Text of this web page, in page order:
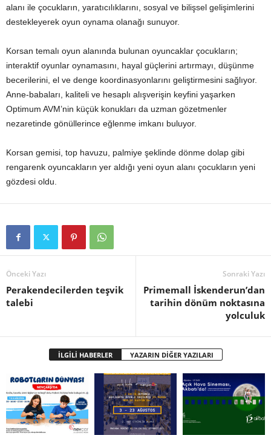
alanı ile çocukların, yaratıcılıklarını, sosyal ve bilişsel gelişimlerini
destekleyerek oyun oynama olanağı sunuyor.
Korsan temalı oyun alanında bulunan oyuncaklar çocukların;
interaktif oyunlar oynamasını, hayal güçlerini artırmayı, düşünme
becerilerini, el ve denge koordinasyonlarını geliştirmesini sağlıyor.
Anne-babaları, kaliteli ve hesaplı alışverişin keyfini yaşarken
Optimum AVM’nin küçük konukları da uzman gözetmenler
nezaretinde gönüllerince eğlenme imkanı buluyor.
Korsan gemisi, top havuzu, palmiye şeklinde dönme dolap gibi
rengarenk oyuncakların yer aldığı yeni oyun alanı çocukların yeni
gözdesi oldu.
Önceki Yazı
Perakendecilerden teşvik
talebi
Sonraki Yazı
Primemall İskenderun’dan
tarihin dönüm noktasına
yolculuk
İLGİLİ HABERLER YAZARIN DİĞER YAZILARI